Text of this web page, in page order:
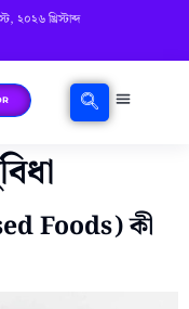
২০২৬ খ্রিস্টাব্দ
Foods) কী